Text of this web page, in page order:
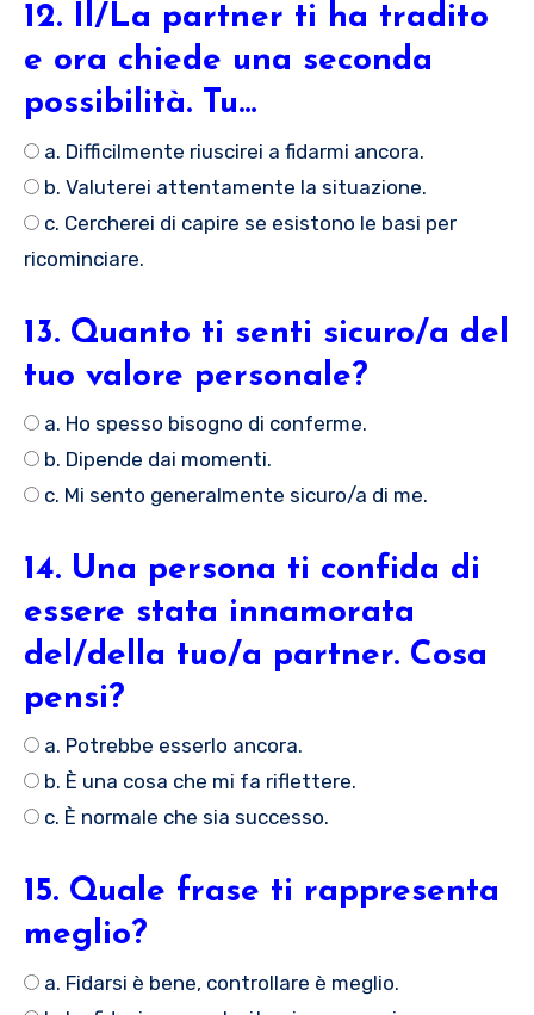
12. Il/La partner ti ha tradito
e ora chiede una seconda
possibilità. Tu…
a. Difficilmente riuscirei a fidarmi ancora.
b. Valuterei attentamente la situazione.
c. Cercherei di capire se esistono le basi per
ricominciare.
13. Quanto ti senti sicuro/a del
tuo valore personale?
a. Ho spesso bisogno di conferme.
b. Dipende dai momenti.
c. Mi sento generalmente sicuro/a di me.
14. Una persona ti confida di
essere stata innamorata
del/della tuo/a partner. Cosa
pensi?
a. Potrebbe esserlo ancora.
b. È una cosa che mi fa riflettere.
c. È normale che sia successo.
15. Quale frase ti rappresenta
meglio?
a. Fidarsi è bene, controllare è meglio.